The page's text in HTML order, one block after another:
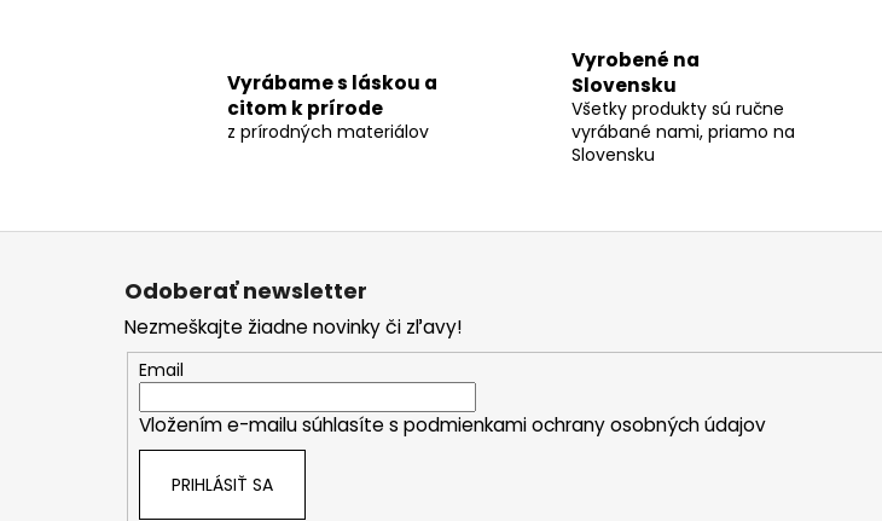
Vyrábame s láskou a
citom k prírode
z prírodných materiálov
Vyrobené na
Slovensku
Všetky produkty sú ručne
vyrábané nami, priamo na
Slovensku
Z
Odoberať newsletter
Nezmeškajte žiadne novinky či zľavy!
Email
Vložením e-mailu súhlasíte s podmienkami ochrany osobných údajov
PRIHLÁSIŤ SA